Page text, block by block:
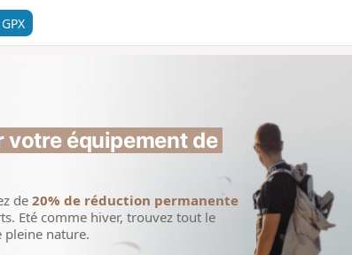
votre équipement de
de 20% de réduction permanente
Eté comme hiver, trouvez tout le
pleine nature.